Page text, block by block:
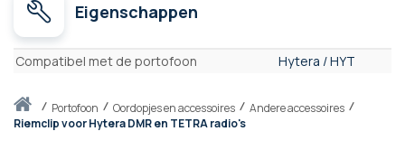
Thuisportofoon Oordopjes en accessoires
Andere accessoires
Riemclip voor Hytera DMR en TETRA radio's
Eigenschappen
Eigenschappen
Compatibel met de portofoon Hytera / HYT